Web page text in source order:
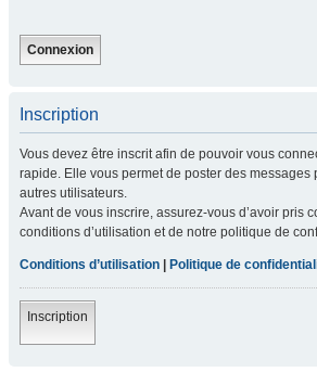
Inscription
Vous devez être inscrit afin de pouvoir vous
rapide. Elle vous permet de poster des messages
autres utilisateurs.
Avant de vous inscrire, assurez-vous d’avoir pris
conditions d’utilisation et de notre politique de
Conditions d’utilisation Politique de
Inscription